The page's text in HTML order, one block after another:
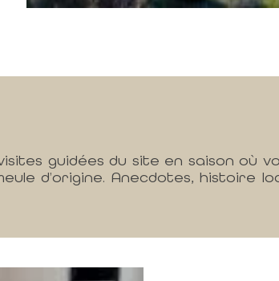
guidées du site en saison où
d’origine. Anecdotes, histoire